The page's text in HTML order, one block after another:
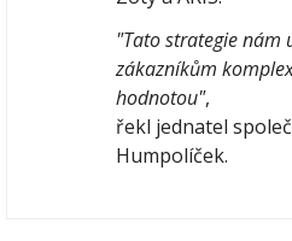
"Tato strategie nám
zákazníkům
hodnotou",
řekl jednatel
Humpolíček.